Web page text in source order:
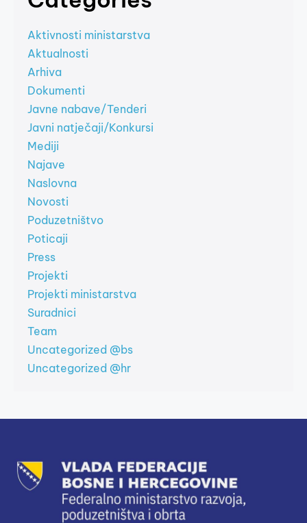
Aktivnosti ministarstva
Aktualnosti
Arhiva
Dokumenti
Javne nabave/Tenderi
Javni natječaji/Konkursi
Mediji
Najave
Naslovna
Novosti
Poduzetništvo
Poticaji
Press
Projekti
Projekti ministarstva
Suradnici
Team
Uncategorized @bs
Uncategorized @hr